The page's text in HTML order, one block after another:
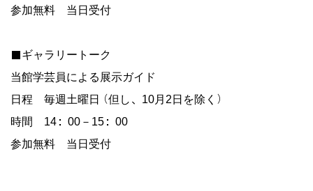
参加無料 当日受付
■ギャラリートーク
当館学芸員による展示ガイド
日程 毎週土曜日（但し、10月2日を除く）
時間 14：00－15：00
参加無料 当日受付